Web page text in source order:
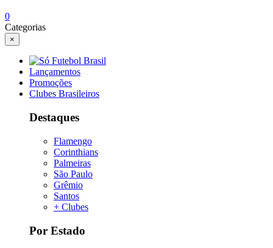
0
Categorias
×
Lançamentos
Promoções
Clubes Brasileiros
Destaques
Flamengo
Corinthians
Palmeiras
São Paulo
Grêmio
Santos
+ Clubes
Por Estado